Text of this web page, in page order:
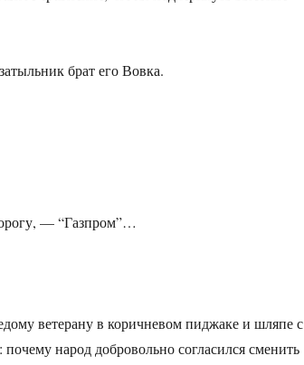
брат его Вовка.
— “Газпром”…
ветерану в коричневом пиджаке и шляпе с
народ добровольно согласился сменить